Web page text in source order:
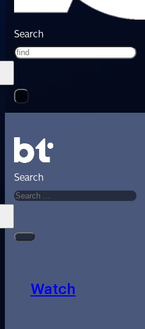
Search
Search
Watch